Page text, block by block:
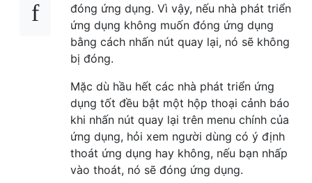
đóng ứng dụng. Vì vậy, nếu nhà phát triển
ứng dụng không muốn đóng ứng dụng
bằng cách nhấn nút quay lại, nó sẽ không
bị đóng.
Mặc dù hầu hết các nhà phát triển ứng
dụng tốt đều bật một hộp thoại cảnh báo
khi nhấn nút quay lại trên menu chính của
ứng dụng, hỏi xem người dùng có ý định
thoát ứng dụng hay không, nếu bạn nhấp
vào thoát, nó sẽ đóng ứng dụng.